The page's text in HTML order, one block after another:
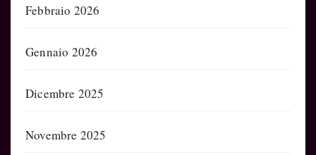
Febbraio 2026
Gennaio 2026
Dicembre 2025
Novembre 2025